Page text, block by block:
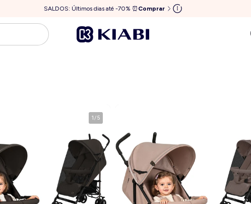
SALDOS: Últimos dias até -70% ⏰ Comprar
1/5